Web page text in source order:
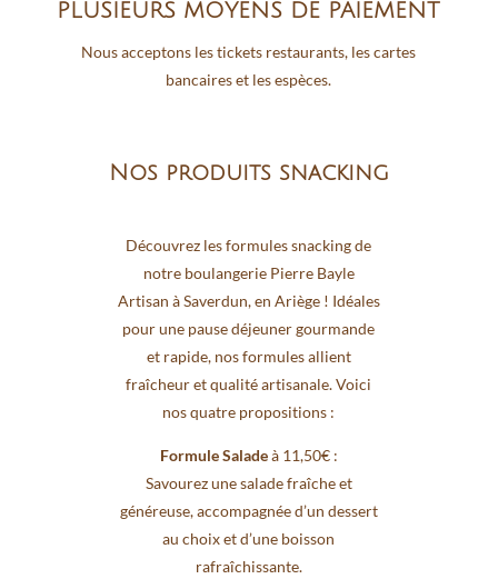
PLUSIEURS MOYENS DE PAIEMENT
Nous acceptons les tickets restaurants, les cartes
bancaires et les espèces.
Nos produits snacking
Découvrez les formules snacking de
notre boulangerie Pierre Bayle
Artisan à Saverdun, en Ariège ! Idéales
pour une pause déjeuner gourmande
et rapide, nos formules allient
fraîcheur et qualité artisanale. Voici
nos quatre propositions :
Formule Saladeà 11,50€ :
Savourez une salade fraîche et
généreuse, accompagnée d’un dessert
au choix et d’une boisson
rafraîchissante.